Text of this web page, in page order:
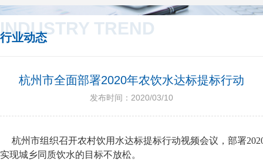
INDUSTRY TREND
行业动态
杭州市全面部署2020年农饮水达标提标行动
发布时间：2020/03/10
杭州市组织召开农村饮用水达标提标行动视频会议，部署
实现城乡同质饮水的目标不放松。